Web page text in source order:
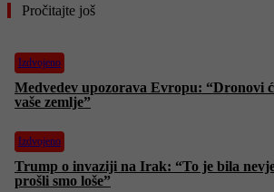
Pročitajte još
Izdvojeno
Medvedev upozorava Evropu: “Dronovi
vaše zemlje”
Izdvojeno
Trump o invaziji na Irak: “To je bila
prošli smo loše”